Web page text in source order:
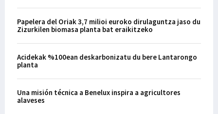
Papelera del Oriak 3,7 milioi euroko dirulaguntza jaso du
Zizurkilen biomasa planta bat eraikitzeko
Acidekak %100ean deskarbonizatu du bere Lantarongo
planta
Una misión técnica a Benelux inspira a agricultores
alaveses